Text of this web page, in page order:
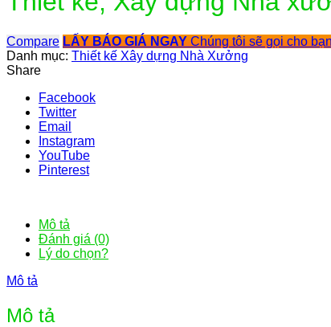
Compare LẤY BÁO GIÁ NGAY Chúng tôi sẽ gọi cho
Danh mục: Thiết kế Xây dựng Nhà Xưởng
Share
Facebook
Twitter
Email
Instagram
YouTube
Pinterest
Mô tả
Đánh giá (0)
Lý do chọn?
Mô tả
Mô tả